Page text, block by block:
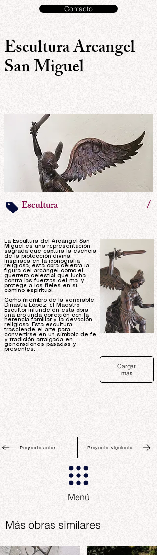
Contacto
Escultura Arcangel
San Miguel
Escultura /
La Escultura del Arcángel San
Miguel es una representación
sagrada que captura la esencia
de la protección divina.
Inspirada en la iconografía
religiosa, esta obra celebra la
figura del arcángel como el
guerrero celestial que lucha
contra las fuerzas del mal y
protege a los fieles en su
camino espiritual.
Como miembro de la venerable
Dinastía López, el Maestro
Escultor infunde en esta obra
una profunda conexión con la
herencia familiar y la devoción
religiosa. Esta escultura
trasciende el arte para
convertirse en un símbolo de fe
y tradición arraigada en
generaciones pasadas y
presentes.
Cargar
más
Proyecto anterior Proyecto siguiente
Menú
Más obras similares